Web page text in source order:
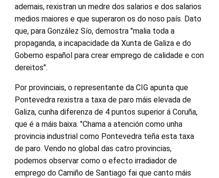
ademais, rexistran un medre dos salarios e dos salarios
medios maiores e que superaron os do noso país. Dato
que, para González Sío, demostra "malia toda a
propaganda, a incapacidade da Xunta de Galiza e do
Goberno español para crear emprego de calidade e con
dereitos".
Por provinciais, o representante da CIG apunta que
Pontevedra rexistra a taxa de paro máis elevada de
Galiza, cunha diferenza de 4 puntos superior á Coruña,
que é a máis baixa. "Chama a atención como unha
provincia industrial como Pontevedra teña esta taxa
de paro. Vendo no global das catro provincias,
podemos observar como o efecto irradiador de
emprego do Camiño de Santiago fai que canto máis